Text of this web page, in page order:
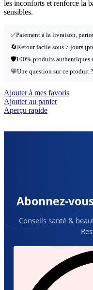
les inconforts et renforce la
sensibles.
✅Paiement à la livraison,
🔄Retour facile sous 7 jours
🛡️100% produits authentiques
💬Une question sur ce produit ?
Ajouter à mes favoris
Ajouter au panier
Aperçu rapide
Abonnez-
Conseils santé &